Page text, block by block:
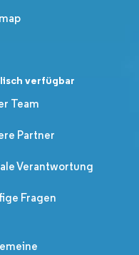
verfügbar
Team
Partner
Verantwortung
Fragen